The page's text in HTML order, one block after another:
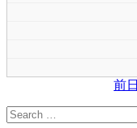
前日